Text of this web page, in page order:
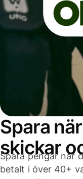
Spara
skickar
Spara pengar när
betalt i över 40+